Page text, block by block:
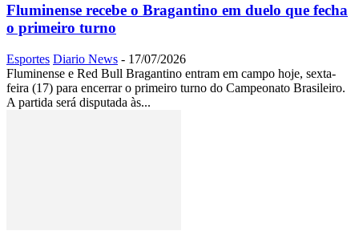
Fluminense recebe o Bragantino em duelo que fecha
o primeiro turno
Esportes Diario News - 17/07/2026
Fluminense e Red Bull Bragantino entram em campo hoje, sexta-
feira (17) para encerrar o primeiro turno do Campeonato Brasileiro.
A partida será disputada às...